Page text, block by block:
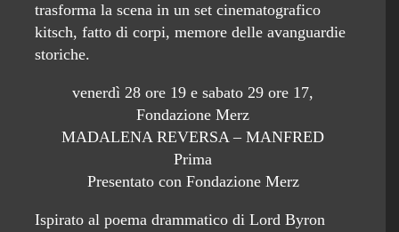
trasforma la scena in un set cinematografico
kitsch, fatto di corpi, memore delle avanguardie
storiche.
venerdì 28 ore 19 e sabato 29 ore 17,
Fondazione Merz
MADALENA REVERSA – MANFRED
Prima
Presentato con Fondazione Merz
Ispirato al poema drammatico di Lord Byron